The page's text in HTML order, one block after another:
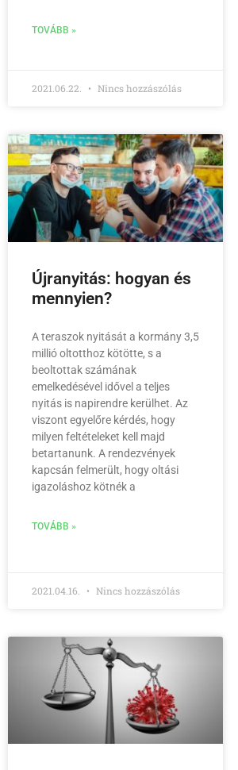
TOVÁBB »
2021.06.22. Nincs hozzászólás
Újranyitás: hogyan és
mennyien?
A teraszok nyitását a kormány 3,5
millió oltotthoz kötötte, s a
beoltottak számának
emelkedésével idővel a teljes
nyitás is napirendre kerülhet. Az
viszont egyelőre kérdés, hogy
milyen feltételeket kell majd
betartanunk. A rendezvények
kapcsán felmerült, hogy oltási
igazoláshoz kötnék a
TOVÁBB »
2021.04.16. Nincs hozzászólás